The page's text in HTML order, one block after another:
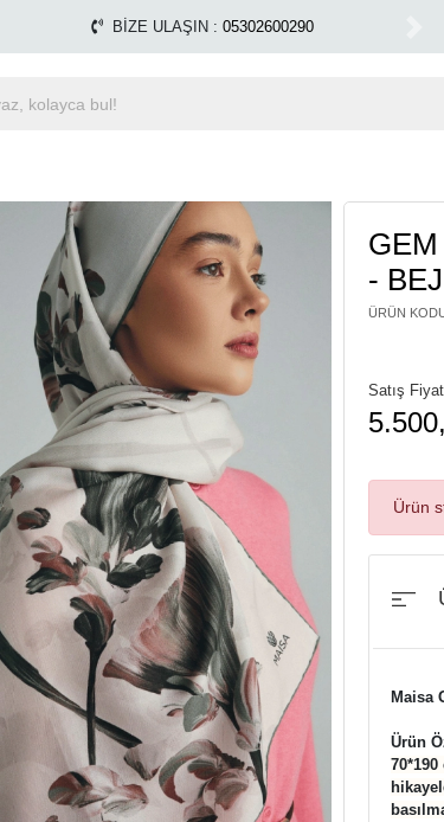
Tüm Alışverişlerinizde Kargo Ücretsiz! Miss
1500 TL ÜZERİ ÜCRETSİZ KARGO
- BEJ
ÜRÜN
Satış
Ürün
Maisa
Ürün